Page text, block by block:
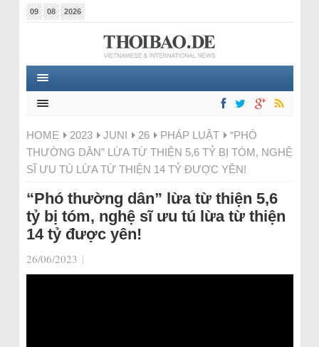
09 08 2026
HOME 2023 JUNI 26 PHÁP LUẬT
“PHÓ
THƯỜNG DÂN” LỪA TỪ THIỆN 5,6 TỶ BỊ TÓM, NGHỆ
SĨ ƯU TÚ LỪA TỪ THIỆN 14 TỶ ĐƯỢC YÊN!
“Phó thường dân” lừa từ thiện 5,6
tỷ bị tóm, nghệ sĩ ưu tú lừa từ thiện
14 tỷ được yên!
26/06/2023 |